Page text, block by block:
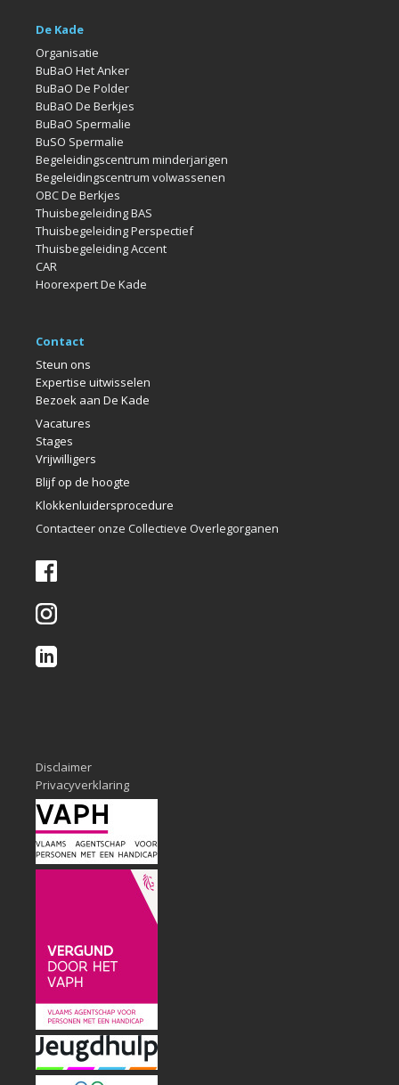
De Kade
Organisatie
BuBaO Het Anker
BuBaO De Polder
BuBaO De Berkjes
BuBaO Spermalie
BuSO Spermalie
Begeleidingscentrum minderjarigen
Begeleidingscentrum volwassenen
OBC De Berkjes
Thuisbegeleiding BAS
Thuisbegeleiding Perspectief
Thuisbegeleiding Accent
CAR
Hoorexpert De Kade
Contact
Steun ons
Expertise uitwisselen
Bezoek aan De Kade
Vacatures
Stages
Vrijwilligers
Blijf op de hoogte
Klokkenluidersprocedure
Contacteer onze Collectieve Overlegorganen
Disclaimer
Privacyverklaring